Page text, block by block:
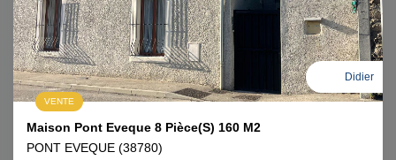
Didier
VENTE
Maison Pont Eveque 8 Pièce(s) 160 M2
PONT EVEQUE (38780)